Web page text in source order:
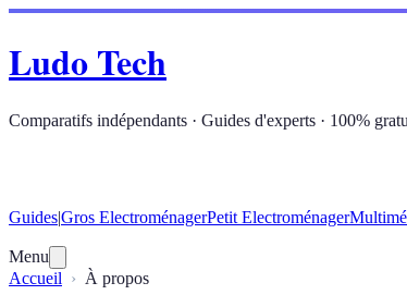
Ludo Tech
Comparatifs indépendants · Guides d'experts · 100%
Guides|Gros ElectroménagerPetit Electroménager
Menu
Accueil
À propos